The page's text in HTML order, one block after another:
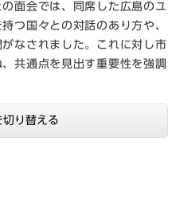
面会では、同席した広島のユ
つ国々との対話のあり方や、
なされました。これに対し市
共通点を見出す重要性を強調
り替える